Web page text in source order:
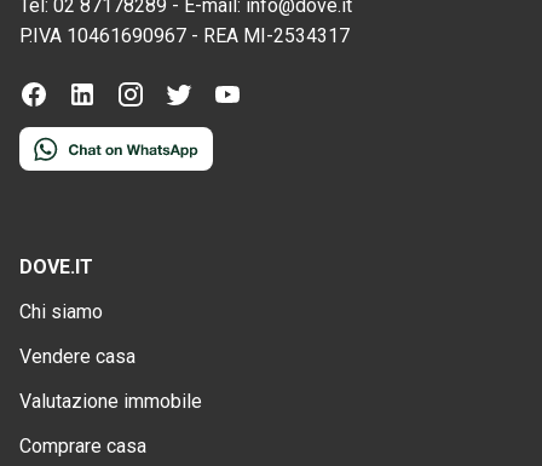
Tel: 02 87178289 - E-mail: info@dove.it
P.IVA 10461690967 - REA MI-2534317
DOVE.IT
Chi siamo
Vendere casa
Valutazione immobile
Comprare casa